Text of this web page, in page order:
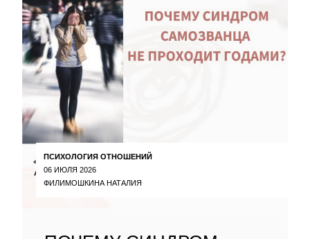
ПСИХОЛОГИЯ ОТНОШЕНИЙ
06 ИЮЛЯ 2026
ФИЛИМОШКИНА НАТАЛИЯ